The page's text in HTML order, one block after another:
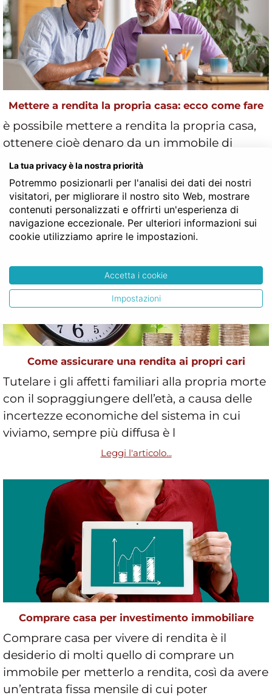
Mettere a rendita la propria casa: ecco come fare
è possibile mettere a rendita la propria casa,
ottenere cioè denaro da un immobile di
proprietà? ecco le soluzioni alternative
all’affitto ed alla compravendita. si pu&og
Leggi l'articolo...
Come assicurare una rendita ai propri cari
Tutelare i gli affetti familiari alla propria morte
con il sopraggiungere dell’età, a causa delle
incertezze economiche del sistema in cui
viviamo, sempre più diffusa è l
Leggi l'articolo...
Comprare casa per investimento immobiliare
Comprare casa per vivere di rendita è il
desiderio di molti quello di comprare un
immobile per metterlo a rendita, così da avere
un’entrata fissa mensile di cui poter
La tua privacy è la nostra priorità
Potremmo posizionarli per l'analisi dei dati dei nostri
visitatori, per migliorare il nostro sito Web, mostrare
contenuti personalizzati e offrirti un'esperienza di
navigazione eccezionale. Per ulteriori informazioni sui
cookie utilizziamo aprire le impostazioni.
Accetta i cookie
Impostazioni